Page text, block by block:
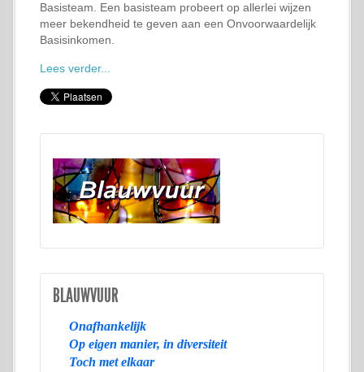
Basisteam. Een basisteam probeert op allerlei wijzen
meer bekendheid te geven aan een Onvoorwaardelijk
Basisinkomen.
Lees verder...
BLAUWVUUR
Onafhankelijk
Op eigen manier, in diversiteit
Toch met elkaar